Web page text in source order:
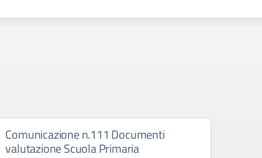
Comunicazione n.111 Documenti
valutazione Scuola Primaria